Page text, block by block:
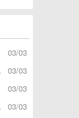
03/03
03/03
03/03
03/03